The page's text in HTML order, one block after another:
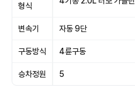
형식
변속기 자동 9단
구동방식 4륜구동
승차정원 5